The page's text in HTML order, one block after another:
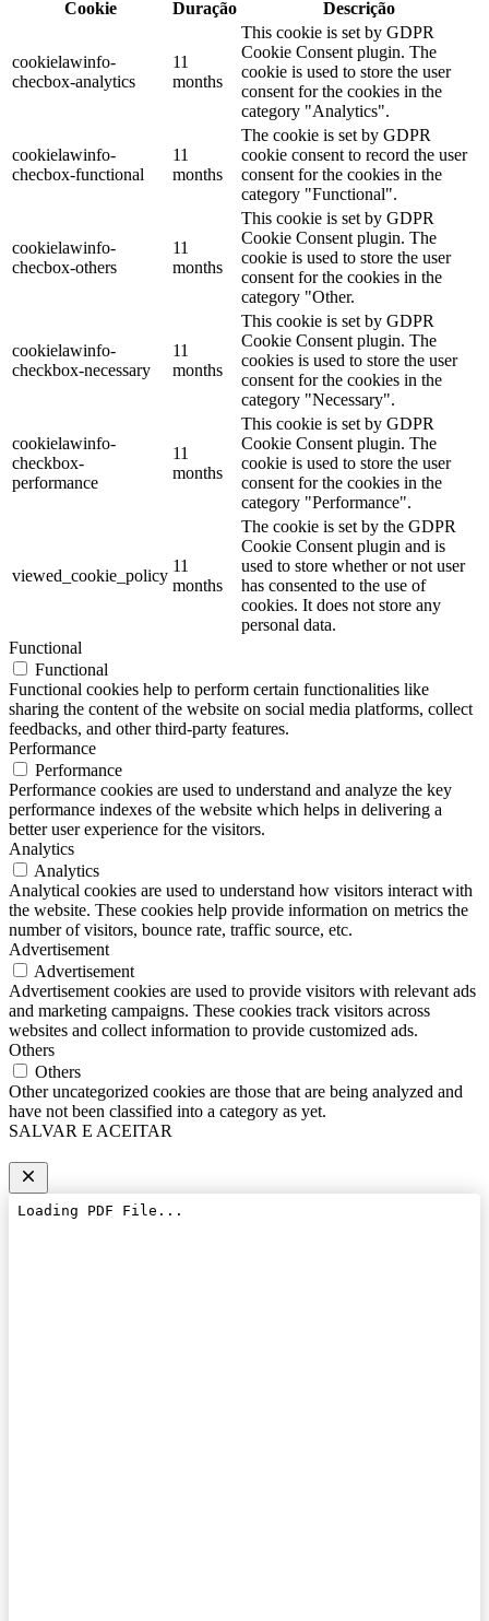
Cookie
Duração Descrição
cookielawinfo-
checbox-analytics
11
months
This cookie is set by GDPR
Cookie Consent plugin. The
cookie is used to store the user
consent for the cookies in the
category "Analytics".
cookielawinfo-
checbox-functional
11
months
The cookie is set by GDPR
cookie consent to record the user
consent for the cookies in the
category "Functional".
cookielawinfo-
checbox-others
11
months
This cookie is set by GDPR
Cookie Consent plugin. The
cookie is used to store the user
consent for the cookies in the
category "Other.
cookielawinfo-
checkbox-necessary
11
months
This cookie is set by GDPR
Cookie Consent plugin. The
cookies is used to store the user
consent for the cookies in the
category "Necessary".
cookielawinfo-
checkbox-
performance
11
months
This cookie is set by GDPR
Cookie Consent plugin. The
cookie is used to store the user
consent for the cookies in the
category "Performance".
viewed_cookie_policy
11
months
The cookie is set by the GDPR
Cookie Consent plugin and is
used to store whether or not user
has consented to the use of
cookies. It does not store any
personal data.
Functional
Functional
Functional cookies help to perform certain functionalities like
sharing the content of the website on social media platforms, collect
feedbacks, and other third-party features.
Performance
Performance
Performance cookies are used to understand and analyze the key
performance indexes of the website which helps in delivering a
better user experience for the visitors.
Analytics
Analytics
Analytical cookies are used to understand how visitors interact with
the website. These cookies help provide information on metrics the
number of visitors, bounce rate, traffic source, etc.
Advertisement
Advertisement
Advertisement cookies are used to provide visitors with relevant ads
and marketing campaigns. These cookies track visitors across
websites and collect information to provide customized ads.
Others
Others
Other uncategorized cookies are those that are being analyzed and
have not been classified into a category as yet.
SALVAR E ACEITAR